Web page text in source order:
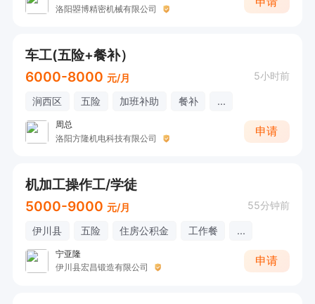
洛阳曌博精密机械有限公司
车工(五险+餐补）
6000-8000 元/月 5小时前
涧西区 五险 加班补助 餐补 ...
周总
洛阳方隆机电科技有限公司
申请
机加工操作工/学徒
5000-9000 元/月 55分钟前
伊川县 五险 住房公积金 工作餐 ...
宁亚隆
伊川县宏昌锻造有限公司
申请